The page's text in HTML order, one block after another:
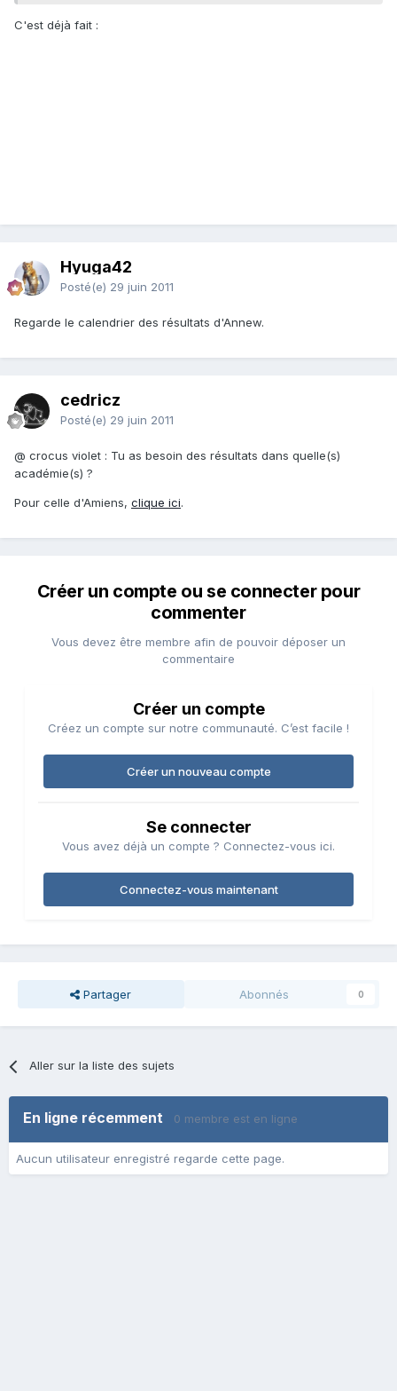
C'est déjà fait :
Hyuga42
Posté(e) 29 juin 2011
Regarde le calendrier des résultats d'Annew.
cedricz
Posté(e) 29 juin 2011
@ crocus violet : Tu as besoin des résultats dans quelle(s)
académie(s) ?
Pour celle d'Amiens, clique ici.
Créer un compte ou se connecter pour
commenter
Vous devez être membre afin de pouvoir déposer un
commentaire
Créer un compte
Créez un compte sur notre communauté. C’est facile !
Créer un nouveau compte
Se connecter
Vous avez déjà un compte ? Connectez-vous ici.
Connectez-vous maintenant
Partager Abonnés 0
Aller sur la liste des sujets
En ligne récemment 0 membre est en ligne
Aucun utilisateur enregistré regarde cette page.